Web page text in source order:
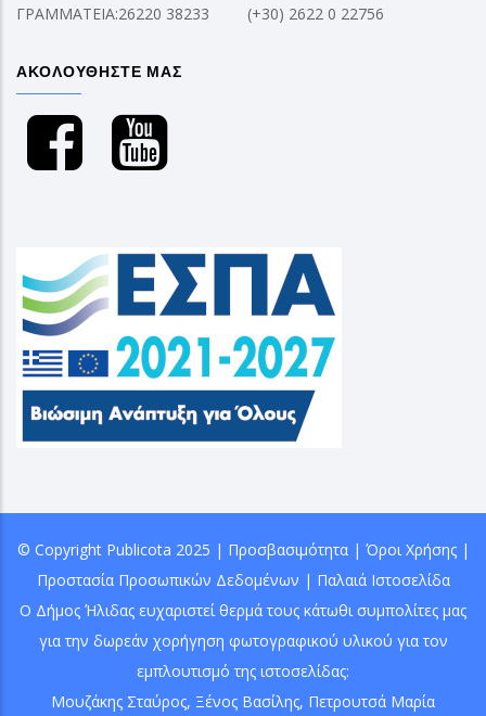
ΓΡΑΜΜΑΤΕΙΑ:26220 38233
(+30) 2622 0 22756
ΑΚΟΛΟΥΘΗΣΤΕ ΜΑΣ
© Copyright Publicota 2025 | Προσβασιμότητα| Όροι Χρήσης|
Προστασία Προσωπικών Δεδομένων | Παλαιά Ιστοσελίδα
Ο Δήμος Ήλιδας ευχαριστεί θερμά τους κάτωθι συμπολίτες μας
για την δωρεάν χορήγηση φωτογραφικού υλικού για τον
εμπλουτισμό της ιστοσελίδας:
Μουζάκης Σταύρος, Ξένος Βασίλης, Πετρουτσά Μαρία